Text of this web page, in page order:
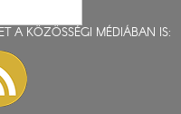
A KÖZÖSSÉGI MÉDIÁBAN IS: